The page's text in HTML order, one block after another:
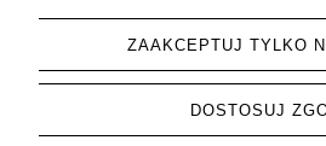
pokaż pełną
Sklep internetowy
ZAAKCEPTUJ TYLKO
DOSTOSUJ